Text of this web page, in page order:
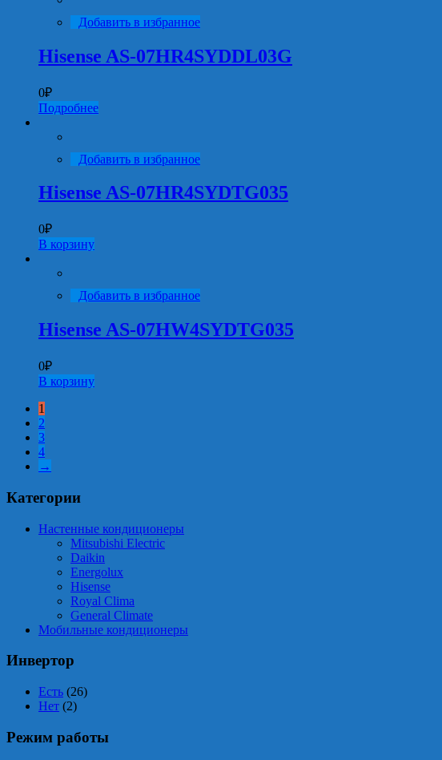
Добавить в избранное
Hisense AS-07HR4SYDDL03G
0₽
Подробнее
Добавить в избранное
Hisense AS-07HR4SYDTG035
0₽
В корзину
Добавить в избранное
Hisense AS-07HW4SYDTG035
0₽
В корзину
1
2
3
4
→
Категории
Настенные кондиционеры
Mitsubishi Electric
Daikin
Energolux
Hisense
Royal Clima
General Climate
Мобильные кондиционеры
Инвертор
Есть (26)
Нет (2)
Режим работы